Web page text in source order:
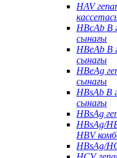
HAV
HBcAb В
сынағы
HBeAb В
сынағы
HBeAg
сынағы
HBsAb В
сынағы
HBsAg
HBsAg/
HBV
HBsAg/